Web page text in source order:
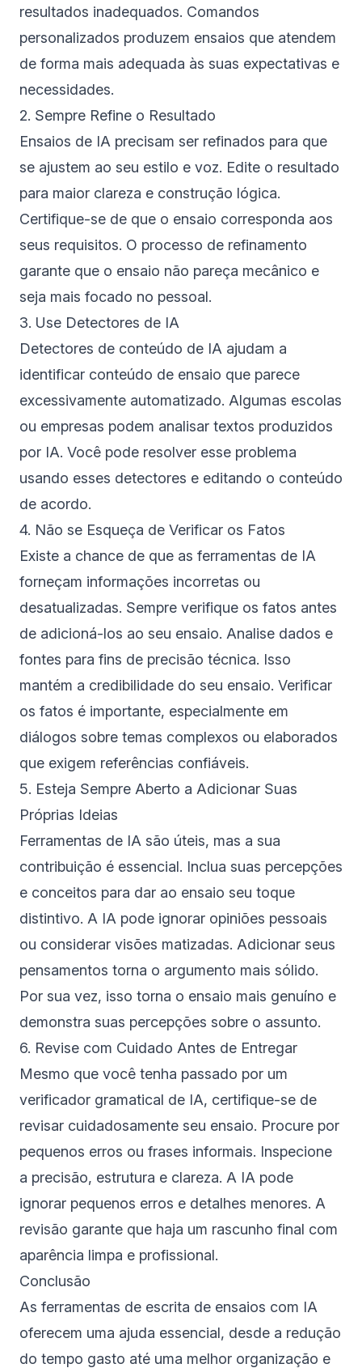
resultados inadequados. Comandos
personalizados produzem ensaios que atendem
de forma mais adequada às suas expectativas e
necessidades.
2. Sempre Refine o Resultado
Ensaios de IA precisam ser refinados para que
se ajustem ao seu estilo e voz. Edite o resultado
para maior clareza e construção lógica.
Certifique-se de que o ensaio corresponda aos
seus requisitos. O processo de refinamento
garante que o ensaio não pareça mecânico e
seja mais focado no pessoal.
3. Use Detectores de IA
Detectores de conteúdo de IA ajudam a
identificar conteúdo de ensaio que parece
excessivamente automatizado. Algumas escolas
ou empresas podem analisar textos produzidos
por IA. Você pode resolver esse problema
usando esses detectores e editando o conteúdo
de acordo.
4. Não se Esqueça de Verificar os Fatos
Existe a chance de que as ferramentas de IA
forneçam informações incorretas ou
desatualizadas. Sempre verifique os fatos antes
de adicioná-los ao seu ensaio. Analise dados e
fontes para fins de precisão técnica. Isso
mantém a credibilidade do seu ensaio. Verificar
os fatos é importante, especialmente em
diálogos sobre temas complexos ou elaborados
que exigem referências confiáveis.
5. Esteja Sempre Aberto a Adicionar Suas
Próprias Ideias
Ferramentas de IA são úteis, mas a sua
contribuição é essencial. Inclua suas percepções
e conceitos para dar ao ensaio seu toque
distintivo. A IA pode ignorar opiniões pessoais
ou considerar visões matizadas. Adicionar seus
pensamentos torna o argumento mais sólido.
Por sua vez, isso torna o ensaio mais genuíno e
demonstra suas percepções sobre o assunto.
6. Revise com Cuidado Antes de Entregar
Mesmo que você tenha passado por um
verificador gramatical de IA, certifique-se de
revisar cuidadosamente seu ensaio. Procure por
pequenos erros ou frases informais. Inspecione
a precisão, estrutura e clareza. A IA pode
ignorar pequenos erros e detalhes menores. A
revisão garante que haja um rascunho final com
aparência limpa e profissional.
Conclusão
As ferramentas de escrita de ensaios com IA
oferecem uma ajuda essencial, desde a redução
do tempo gasto até uma melhor organização e